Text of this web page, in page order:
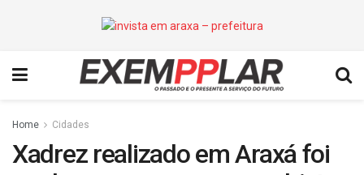
Home Cidades
Xadrez realizado em Araxá foi